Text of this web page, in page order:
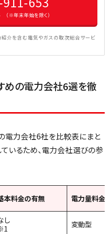
※年末年始を除く）
介を含む電気やガスの取次総合サービ
めの電力会社6選を徹
電力会社6社を比較表にまと
いるため、電力会社選びの参
本料金の有無 電力量料金
し
変動型